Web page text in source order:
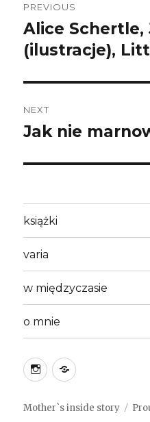
navigation
PREVIOUS
Previous
post:
Alice
(ilustracje),
NEXT
Next
Jak nie
książki
varia
w międzyczasie
o mnie
instagram
Spis
Mother`s inside story